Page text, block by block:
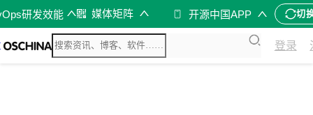
研发效能 媒体矩阵 开源中国APP 切
登录